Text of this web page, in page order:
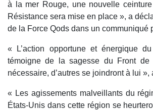
à la mer Rouge, une nouvelle
Résistance sera mise en place », a
de la Force Qods dans un communiqué
« L’action opportune et énergique
témoigne de la sagesse du Front de
nécessaire, d’autres se joindront à lui »,
« Les agissements malveillants du
États-Unis dans cette région se